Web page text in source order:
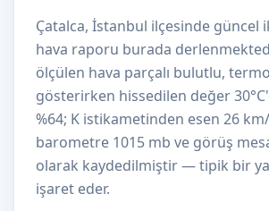
Çatalca, İstanbul ilçesinde güncel
hava raporu burada
ölçülen hava parçalı bulutlu,
gösterirken hissedilen değer
%64; K istikametinden esen 26
barometre 1015 mb ve görüş
olarak kaydedilmiştir — tipik bir
işaret eder.